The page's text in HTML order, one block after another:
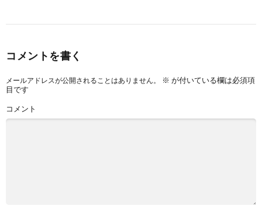
コメントを書く
メールアドレスが公開されることはありません。 ※ が付いている欄は必須項
目です
コメント